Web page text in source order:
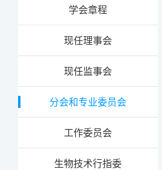
学会章程
现任理事会
现任监事会
分会和专业委员会
工作委员会
生物技术行指委